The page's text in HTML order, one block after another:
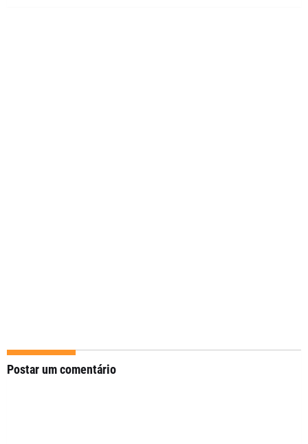
Postar um comentário